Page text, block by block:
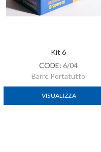
Kit 6
CODE: 6/04
Barre Portatutto
VISUALIZZA